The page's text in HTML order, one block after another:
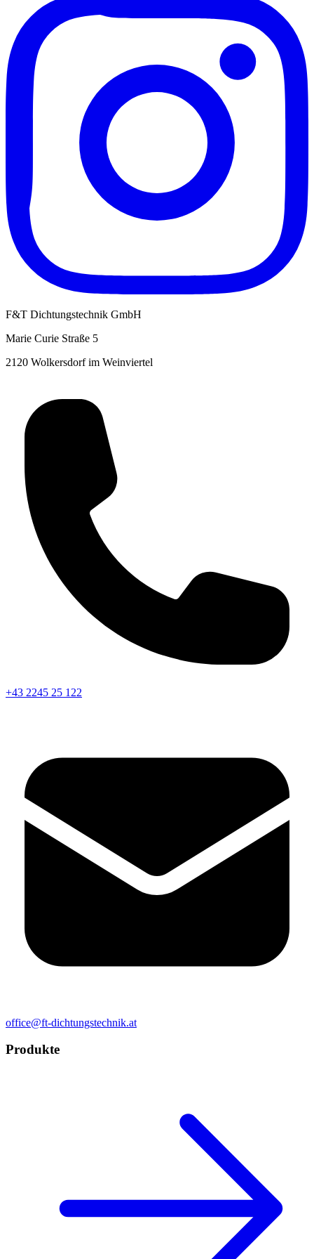
F&T Dichtungstechnik GmbH
Marie Curie Straße 5
2120 Wolkersdorf im Weinviertel
+43 2245 25 122
office@ft-dichtungstechnik.at
Produkte